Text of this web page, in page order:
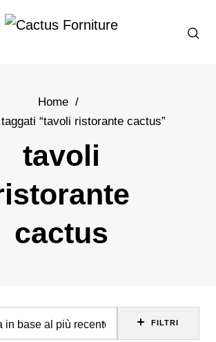
Home /
“tavoli ristorante cactus”
tavoli
cactus
FILTRI